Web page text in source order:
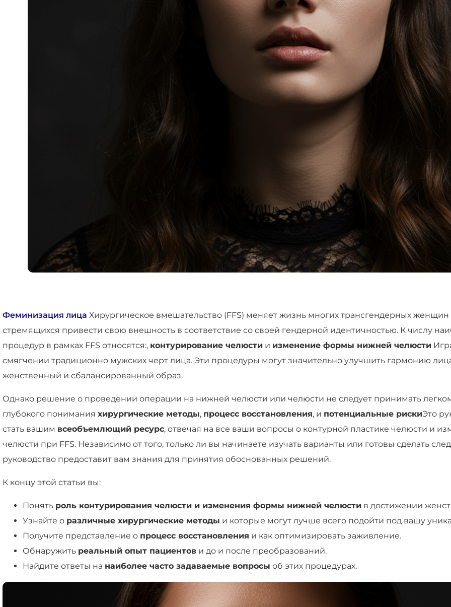
Феминизация лица Хирургическое вмешательство (FFS) меняет жизнь многих трансгендерных
стремящихся привести свою внешность в соответствие со своей гендерной идентичностью. К числу
процедур в рамках FFS относятся:, контурирование челюсти и изменение формы нижней челюсти
смягчении традиционно мужских черт лица. Эти процедуры могут значительно улучшить гармонию
женственный и сбалансированный образ.
Однако решение о проведении операции на нижней челюсти или челюсти не следует принимать
глубокого понимания хирургические методы, процесс восстановления, и потенциальные рискиЭто
стать вашим всеобъемлющий ресурс, отвечая на все ваши вопросы о контурной пластике челюсти и
челюсти при FFS. Независимо от того, только ли вы начинаете изучать варианты или готовы сделать
руководство предоставит вам знания для принятия обоснованных решений.
К концу этой статьи вы:
Понять роль контурирования челюсти и изменения формы нижней челюсти в достижении
Узнайте о различные хирургические методы и которые могут лучше всего подойти под вашу
Получите представление о процесс восстановления и как оптимизировать заживление.
Обнаружить реальный опыт пациентов и до и после преобразований.
Найдите ответы на наиболее часто задаваемые вопросы об этих процедурах.